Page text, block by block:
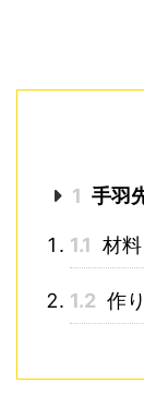
1 手羽
1.1 材
1.2 作